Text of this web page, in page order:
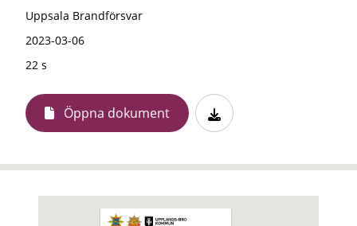
Uppsala Brandförsvar
2023-03-06
22 s
Öppna dokument